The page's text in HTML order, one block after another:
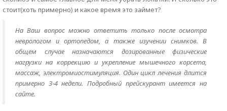
стоит(хоть примерно) и какое время это займет?
На Ваш вопрос можно ответить только после осмотра
неврологом и ортопедом, а также изучении снимков. В
общем случае назначаются дозированные физические
нагрузки на коррекцию и укрепление мышечного корсета,
массаж, электромиостимуляция. Один цикл лечения длится
примерно 3-4 недели. Подробный прейскурант имеется на
сайте.